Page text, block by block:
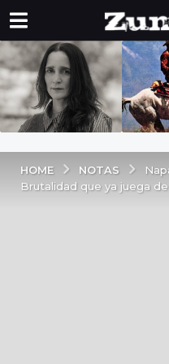
HOME NOTAS
Brutalidad que ya juega